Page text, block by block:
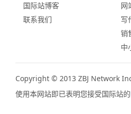
国际站博客
联系我们
网
写
销
中
Copyright © 2013 ZBJ Network
使用本网站即已表明您接受国际站的